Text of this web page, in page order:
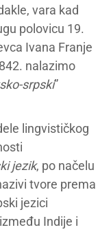
vara kad
polovicu 19.
Ivana Franje
nalazimo
srpski”
lingvističkog
jezik, po načelu
tvore prema
jezici
Indije i